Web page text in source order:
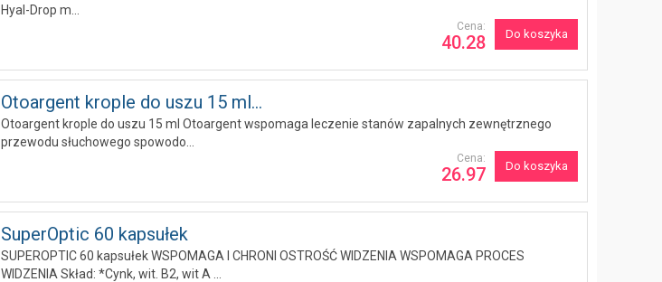
Hyal-Drop m...
Do koszyka
Cena:
40.28
Otoargent krople do uszu 15 ml...
Otoargent krople do uszu 15 ml Otoargent wspomaga leczenie stanów zapalnych zewnętrznego
przewodu słuchowego spowodo...
Do koszyka
Cena:
26.97
SuperOptic 60 kapsułek
SUPEROPTIC 60 kapsułek WSPOMAGA I CHRONI OSTROŚĆ WIDZENIA WSPOMAGA PROCES
WIDZENIA Skład: *Cynk, wit. B2, wit A ...